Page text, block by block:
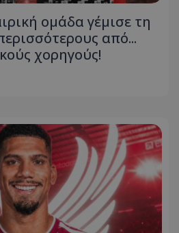
ομάδα γέμισε τη
από...
χορηγούς!